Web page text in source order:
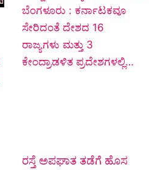
ಬೆಂಗಳೂರು : ಕರ್ನಾಟಕವೂ
ಸೇರಿದಂತೆ ದೇಶದ 16
ರಾಜ್ಯಗಳು ಮತ್ತು 3
ಕೇಂದ್ರಾಡಳಿತ ಪ್ರದೇಶಗಳಲ್ಲಿ…
ರಸ್ತೆ ಅಪಘಾತ ತಡೆಗೆ ಹೊಸ